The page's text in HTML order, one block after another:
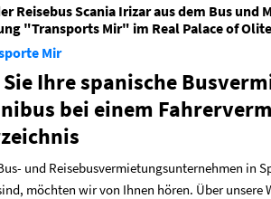
Reisebus Scania Irizar aus dem Bus und
"Transports Mir" im Real Palace of Olite
Mir
Ihre spanische
bei einem
und Reisebusvermietungsunternehmen in
möchten wir von Ihnen hören. Über unsere